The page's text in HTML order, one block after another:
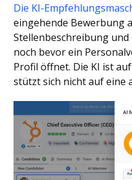
Die KI-
eingehende Bewerbung
Stellenbeschreibung
noch bevor ein
Profil öffnet. Die KI ist
stützt sich nicht auf eine